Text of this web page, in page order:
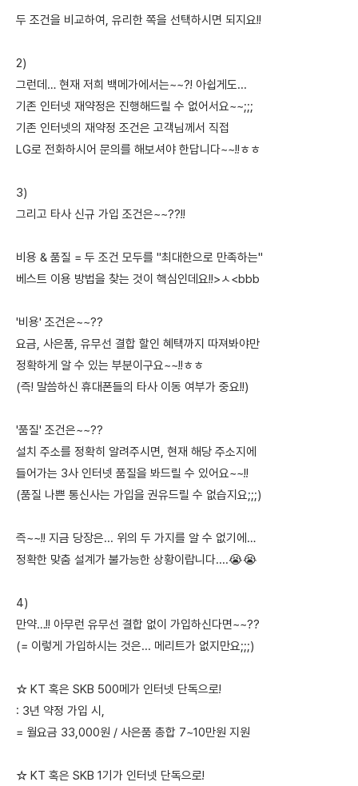
두 조건을 비교하여, 유리한 쪽을 선택하시면 되지요!!
2)
그런데… 현재 저희 백메가에서는~~?! 아쉽게도...
기존 인터넷 재약정은 진행해드릴 수 없어서요~~;;;
기존 인터넷의 재약정 조건은 고객님께서 직접
LG로 전화하시어 문의를 해보셔야 한답니다~~!!ㅎㅎ
3)
그리고 타사 신규 가입 조건은~~??!!
비용 & 품질 = 두 조건 모두를 "최대한으로 만족하는"
베스트 이용 방법을 찾는 것이 핵심인데요!!>ㅅ<bbb
'비용' 조건은~~??
요금, 사은품, 유무선 결합 할인 혜택까지 따져봐야만
정확하게 알 수 있는 부분이구요~~!!ㅎㅎ
(즉! 말씀하신 휴대폰들의 타사 이동 여부가 중요!!)
'품질' 조건은~~??
설치 주소를 정확히 알려주시면, 현재 해당 주소지에
들어가는 3사 인터넷 품질을 봐드릴 수 있어요~~!!
(품질 나쁜 통신사는 가입을 권유드릴 수 없습지요;;;)
즉~~!! 지금 당장은... 위의 두 가지를 알 수 없기에…
정확한 맞춤 설계가 불가능한 상황이랍니다....😭😭
4)
만약…!! 아무런 유무선 결합 없이 가입하신다면~~??
(= 이렇게 가입하시는 것은... 메리트가 없지만요;;;)
☆ KT 혹은 SKB 500메가 인터넷 단독으로!
: 3년 약정 가입 시,
= 월요금 33,000원 / 사은품 총합 7~10만원 지원
☆ KT 혹은 SKB 1기가 인터넷 단독으로!